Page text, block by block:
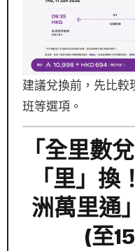
建議兌換前，先比較
班等選項。
「全里數
「里」
洲萬里通
(至